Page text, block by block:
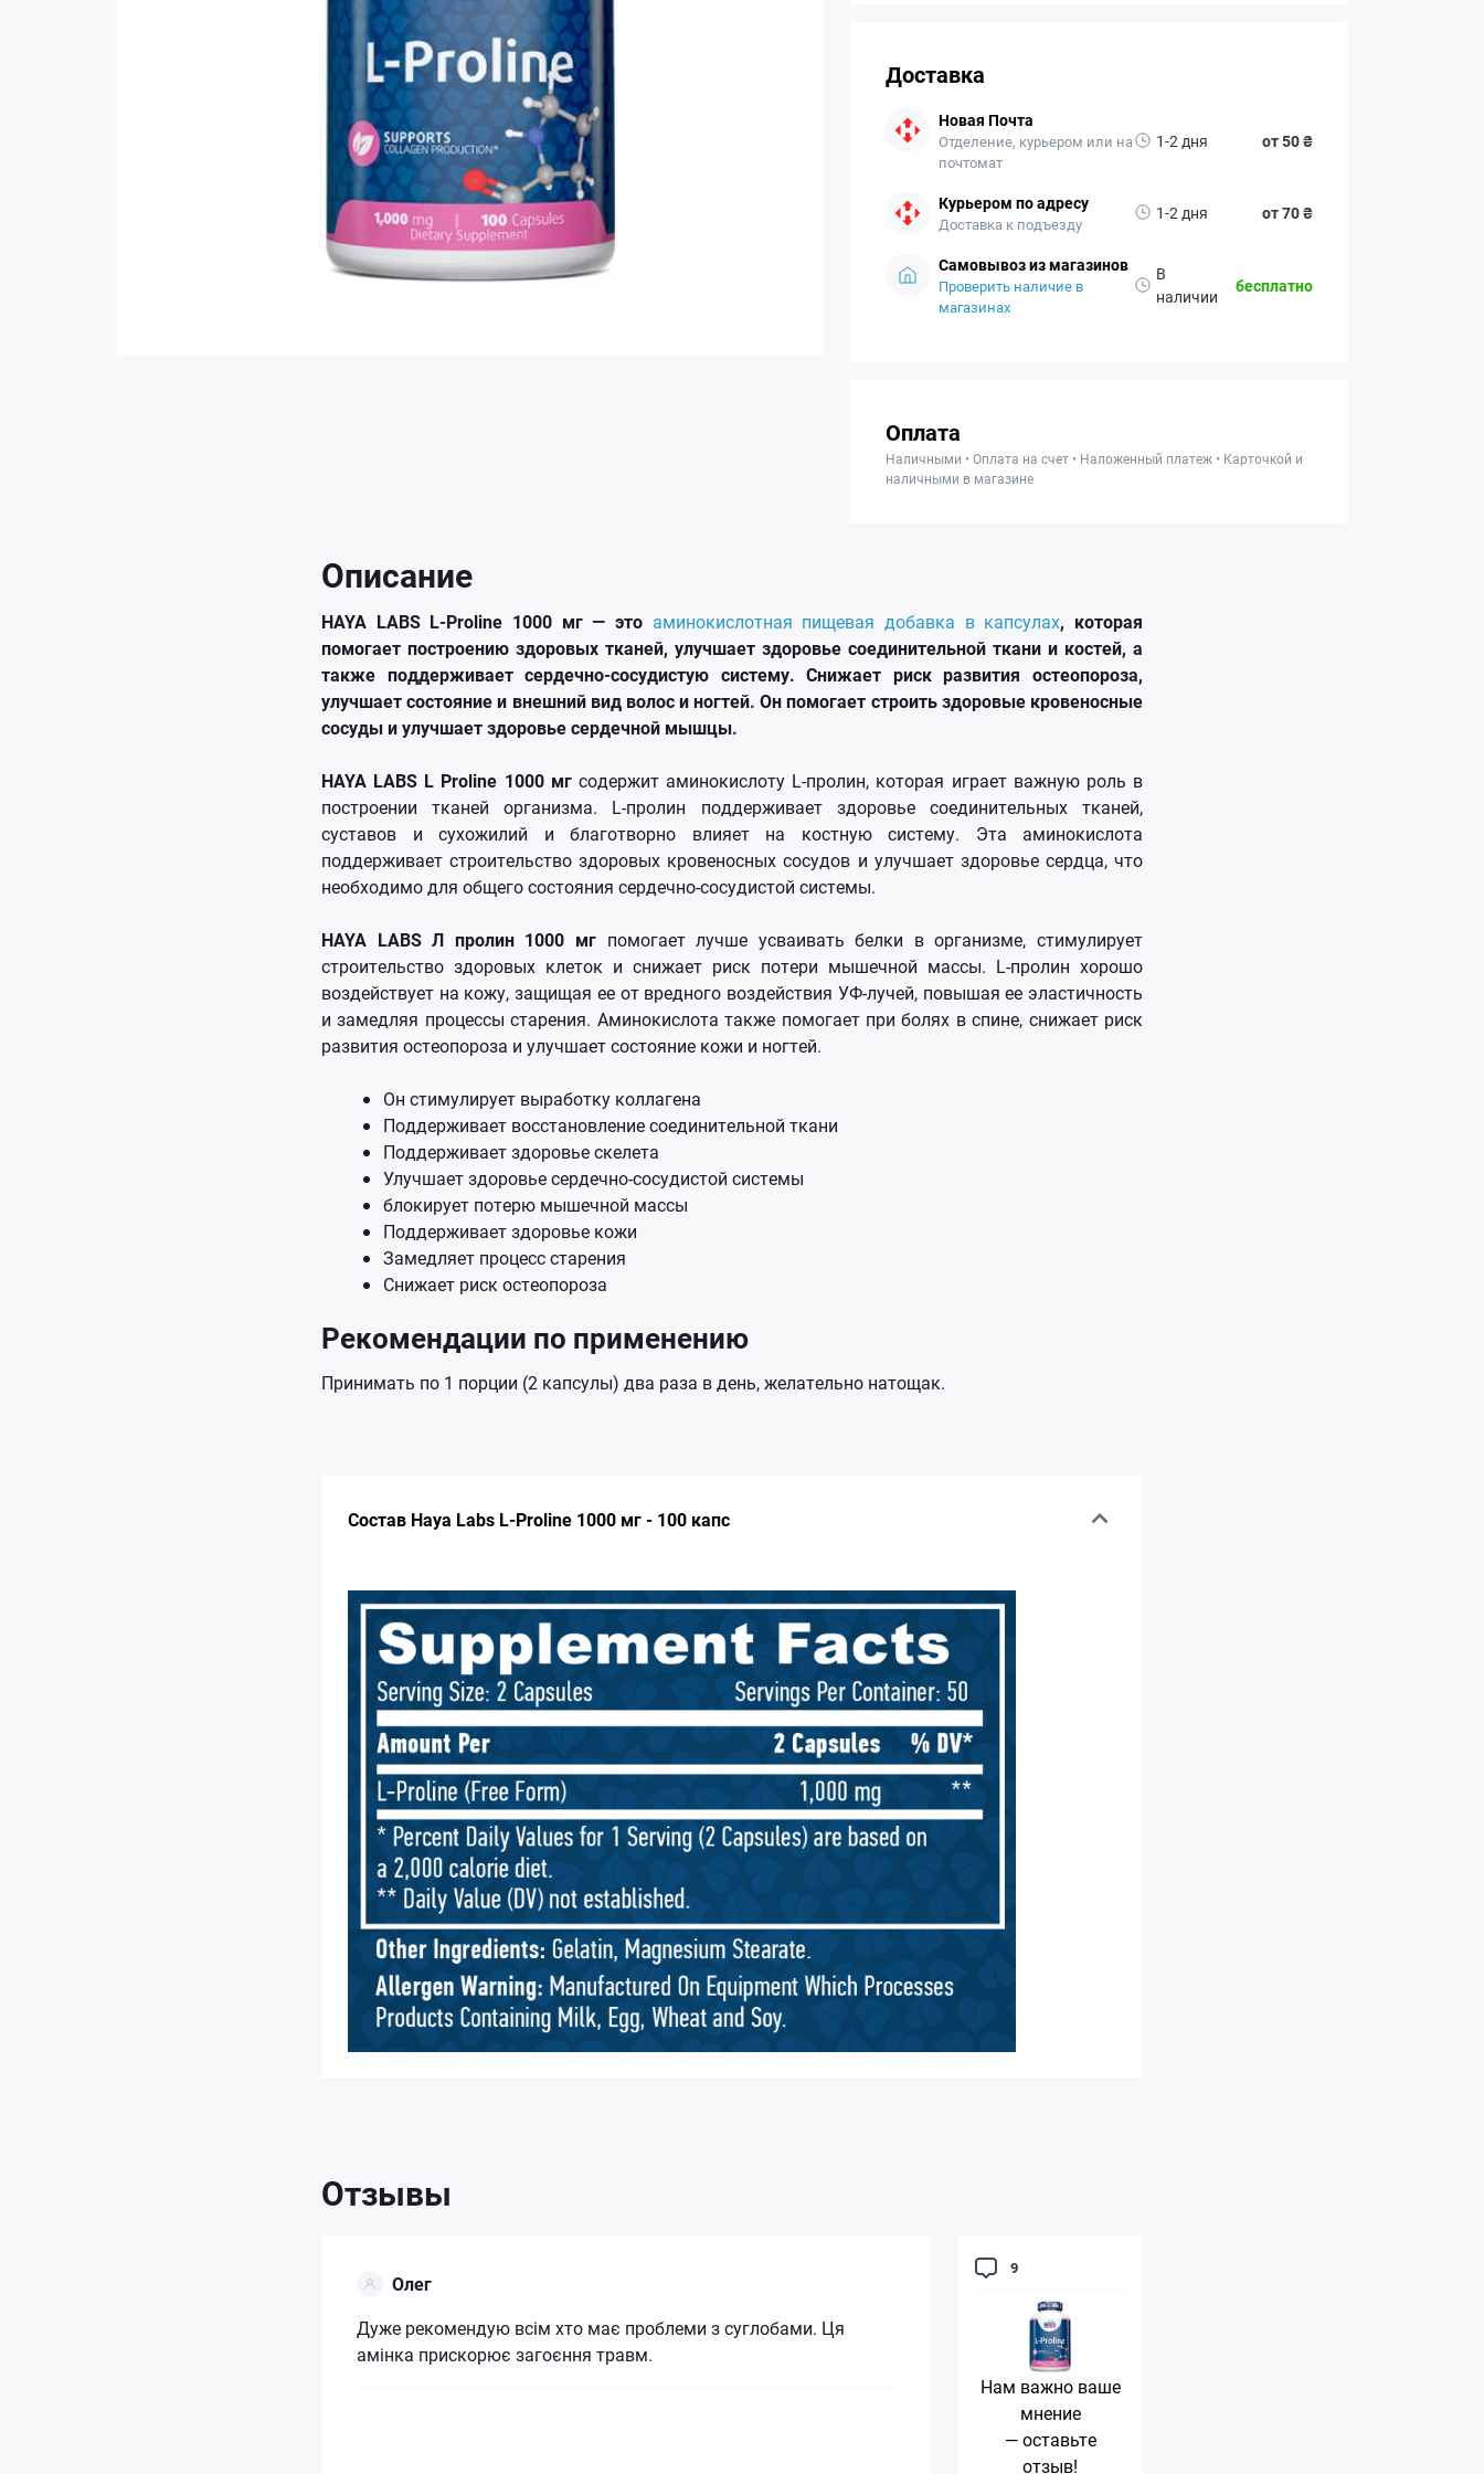
Доставка
Новая Почта
Отделение, курьером или на
почтомат
1-2 дня от 50 ₴
Курьером по адресу
Доставка к подъезду
1-2 дня от 70 ₴
Самовывоз из магазинов
Проверить наличие в
магазинах
В
наличии
бесплатно
Оплата
Наличными • Оплата на счет • Наложенный платеж • Карточкой и
наличными в магазине
Описание
HAYA LABS L-Proline 1000 мг — это аминокислотная пищевая добавка в капсулах, которая
помогает построению здоровых тканей, улучшает здоровье соединительной ткани и костей, а
также поддерживает сердечно-сосудистую систему. Снижает риск развития остеопороза,
улучшает состояние и внешний вид волос и ногтей. Он помогает строить здоровые кровеносные
сосуды и улучшает здоровье сердечной мышцы.
HAYA LABS L Proline 1000 мгсодержит аминокислоту L-пролин, которая играет важную роль в
построении тканей организма. L-пролин поддерживает здоровье соединительных тканей,
суставов и сухожилий и благотворно влияет на костную систему. Эта аминокислота
поддерживает строительство здоровых кровеносных сосудов и улучшает здоровье сердца, что
необходимо для общего состояния сердечно-сосудистой системы.
HAYA LABS Л пролин 1000 мг помогает лучше усваивать белки в организме, стимулирует
строительство здоровых клеток и снижает риск потери мышечной массы. L-пролин хорошо
воздействует на кожу, защищая ее от вредного воздействия УФ-лучей, повышая ее эластичность
и замедляя процессы старения. Аминокислота также помогает при болях в спине, снижает риск
развития остеопороза и улучшает состояние кожи и ногтей.
Он стимулирует выработку коллагена
Поддерживает восстановление соединительной ткани
Поддерживает здоровье скелета
Улучшает здоровье сердечно-сосудистой системы
блокирует потерю мышечной массы
Поддерживает здоровье кожи
Замедляет процесс старения
Снижает риск остеопороза
Рекомендации по применению
Принимать по 1 порции (2 капсулы) два раза в день, желательно натощак.
Состав Haya Labs L-Proline 1000 мг - 100 капс
Отзывы
9
Нам важно ваше
мнение
— оставьте
отзыв!
Олег
Дуже рекомендую всім хто має проблеми з суглобами. Ця
амінка прискорює загоєння травм.